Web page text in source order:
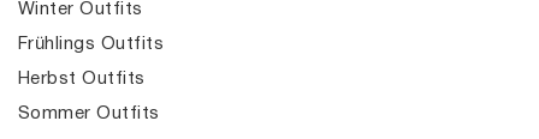
Winter Outfits
Frühlings Outfits
Herbst Outfits
Sommer Outfits